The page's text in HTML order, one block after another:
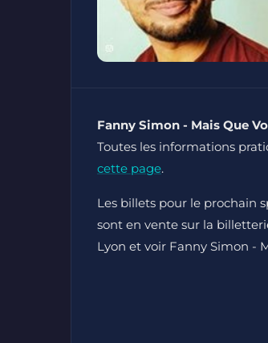
Fanny Simon - Mais Que
Toutes les informations
cette page.
Les billets pour le prochain
sont en vente sur la
Lyon et voir Fanny Simon -